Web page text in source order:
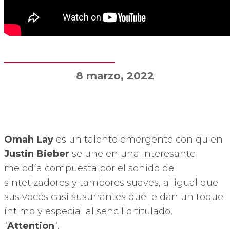
8 marzo, 2022
Omah Lay es un talento emergente con quien
Justin Bieber se une en una interesante
melodía compuesta por el sonido de
sintetizadores y tambores suaves, al igual que
sus voces casi susurrantes que le dan un toque
íntimo y especial al sencillo titulado,
“Attention“.